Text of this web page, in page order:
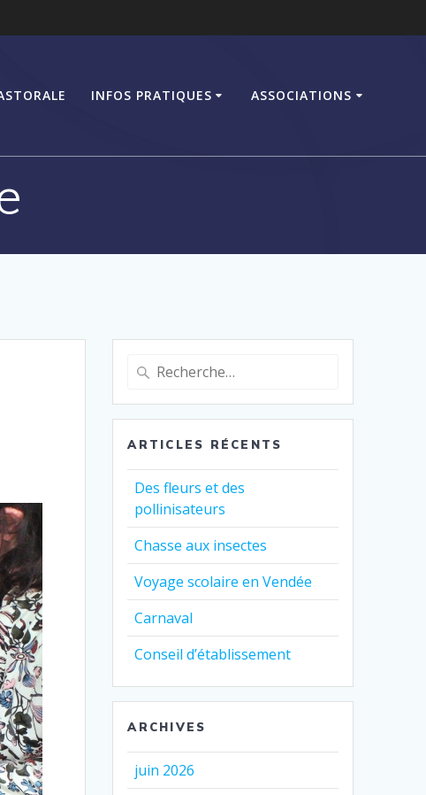
INFOS PRATIQUES ASSOCIATIONS
Recherche
pour
:
ARTICLES RÉCENTS
Des fleurs et des
pollinisateurs
Chasse aux insectes
Voyage scolaire en Vendée
Carnaval
Conseil d’établissement
ARCHIVES
juin 2026